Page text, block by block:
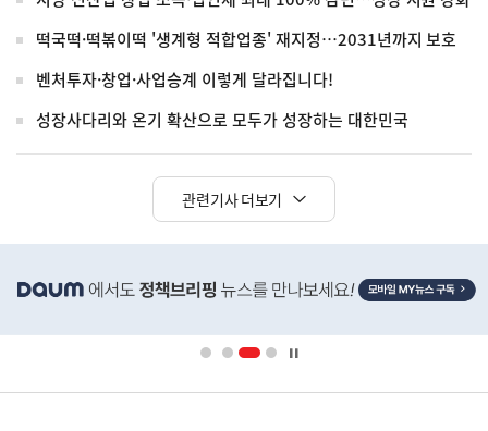
떡국떡·떡볶이떡 '생계형 적합업종' 재지정…2031년까지 보호
벤처투자·창업·사업승계 이렇게 달라집니다!
성장사다리와 온기 확산으로 모두가 성장하는 대한민국
관련기사 더보기
단
배
영